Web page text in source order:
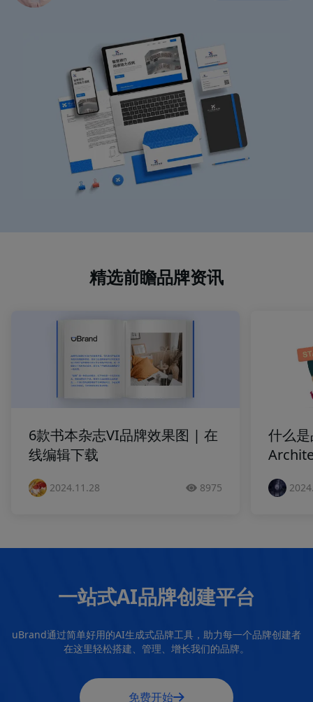
精选前瞻品牌资讯
6款书本杂志VI品牌效果图 | 在
线编辑下载
2024.11.28 8975
什么
一站式AI品牌创建平台
uBrand通过简单好用的AI生成式品牌工具，助力每一个品牌创建者
在这里轻松搭建、管理、增长我们的品牌。
免费开始